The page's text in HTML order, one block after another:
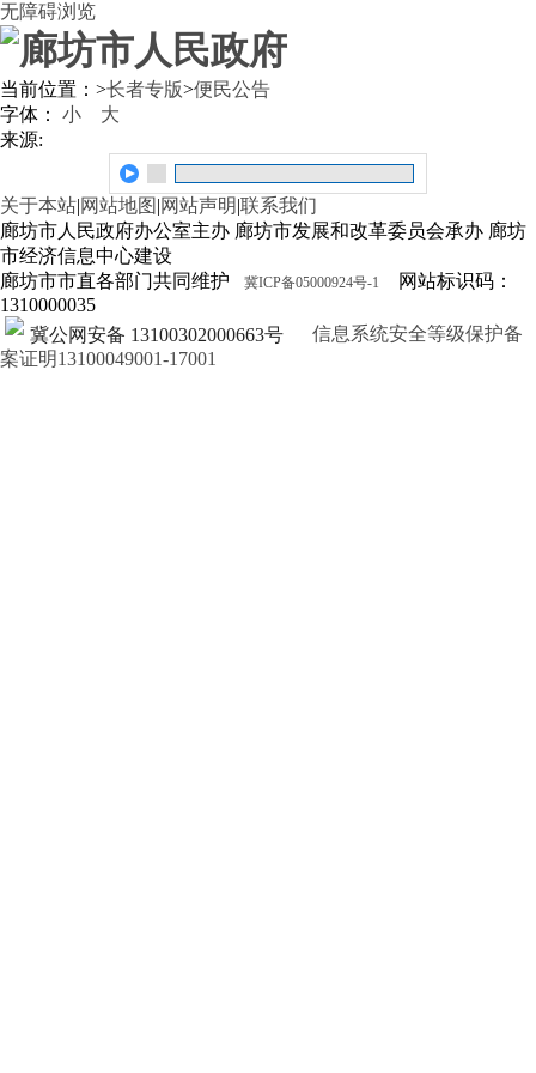
无障碍浏览
当前位置： >长者专版>便民公告
字体： 小
大
来源:
关于本站|网站地图 |网站声明|联系我们
廊坊市人民政府办公室主办 廊坊市发展和改革委员会承办 廊坊
市经济信息中心建设
廊坊市市直各部门共同维护
冀ICP备05000924号-1
网站标识码：
1310000035
冀公网安备 13100302000663号
信息系统安全等级保护备
案证明13100049001-17001